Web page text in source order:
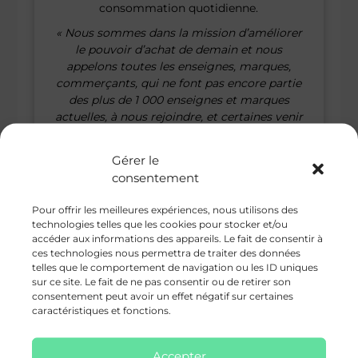
Gérer le
consentement
Pour offrir les meilleures expériences, nous utilisons des
technologies telles que les cookies pour stocker et/ou
accéder aux informations des appareils. Le fait de consentir à
ces technologies nous permettra de traiter des données
telles que le comportement de navigation ou les ID uniques
sur ce site. Le fait de ne pas consentir ou de retirer son
consentement peut avoir un effet négatif sur certaines
caractéristiques et fonctions.
consommation quotidienne.
« Nous sommes dans la mission d’améliorer
le pouvoir d’achat de demain et nous
appelons toutes les enseignes, marques,
commerçants, qui ne font pas encore partie
des plus de 1 000 enseignes et marques
actuelles, à nous rejoindre, et certaines venir
assure Hélène Girault, Directrice de la
Communication de Smart Good Things.
À propos de SMART GOOD THINGS
HOLDING
Smart Good Things Holding c’est avant tout
une volonté : changer le monde en mettant la
consommation au cœur de la protection.